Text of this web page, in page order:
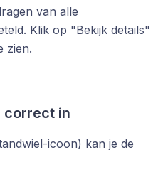
van alle
Klik op "Bekijk details"
zien.
correct in
icoon) kan je de